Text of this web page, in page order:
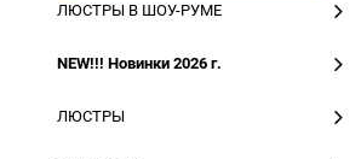
ЛЮСТРЫ В ШОУ-РУМЕ
NEW!!! Новинки 2026 г.
ЛЮСТРЫ